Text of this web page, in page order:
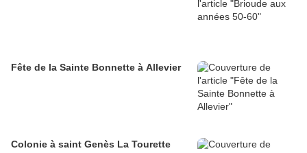
Fête de la Sainte Bonnette à Allevier
Colonie à saint Genès La Tourette